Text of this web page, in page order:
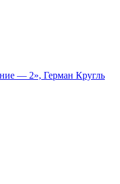
— 2», Герман Кругль